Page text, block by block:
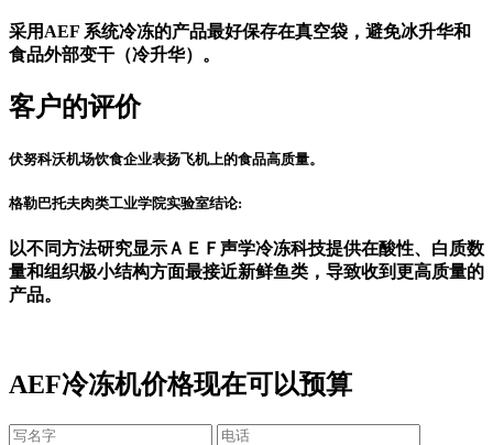
采用AEF 系统冷冻的产品最好保存在真空袋，避免冰升华和
食品外部变干（冷升华）。
客户的评价
伏努科沃机场饮食企业表扬飞机上的食品高质量。
格勒巴托夫肉类工业学院实验室结论:
以不同方法研究显示ＡＥＦ声学冷冻科技提供在酸性、白质数
量和组织极小结构方面最接近新鲜鱼类，导致收到更高质量的
产品。
AEF冷冻机价格现在可以预算